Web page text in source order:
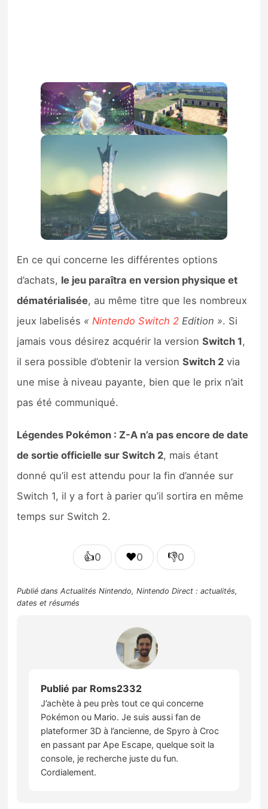
En ce qui concerne les différentes options
d’achats, le jeu paraîtra en version physique et
dématérialisée, au même titre que les nombreux
jeux labelisés «Nintendo Switch 2 Edition ». Si
jamais vous désirez acquérir la versionSwitch 1,
il sera possible d’obtenir la versionSwitch 2 via
une mise à niveau payante, bien que le prix n’ait
pas été communiqué.
Légendes Pokémon : Z-A n’a pas encore de date
de sortie officielle sur Switch 2, mais étant
donné qu’il est attendu pour la fin d’année sur
Switch 1, il y a fort à parier qu’il sortira en même
temps sur Switch 2.
👍0 ❤️0 👎0
Publié dansActualités Nintendo,Nintendo Direct : actualités,
dates et résumés
Publié par Roms2332
J’achète à peu près tout ce qui concerne
Pokémon ou Mario. Je suis aussi fan de
plateformer 3D à l’ancienne, de Spyro à Croc
en passant par Ape Escape, quelque soit la
console, je recherche juste du fun.
Cordialement.